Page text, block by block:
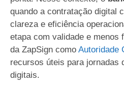
quando a contratação digital
clareza e eficiência
etapa com validade e menos
da ZapSign como Autoridade
recursos úteis para jornadas
digitais.